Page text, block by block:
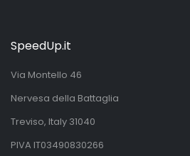
SpeedUp.it
Via Montello 46
Nervesa della Battaglia
Treviso, Italy 31040
PIVA IT03490830266